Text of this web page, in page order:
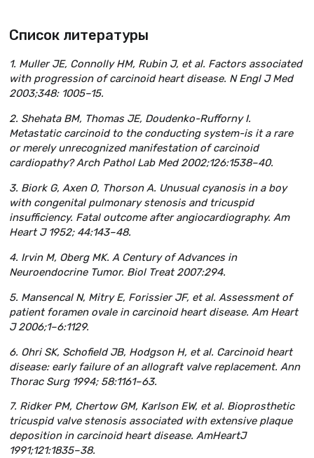
Список литературы
1. Muller JE, Connolly HM, Rubin J, et al. Factors associated
with progression of carcinoid heart disease. N Engl J Med
2003;348: 1005–15.
2. Shehata BM, Thomas JE, Doudenko-Rufforny I.
Metastatic carcinoid to the conducting system-is it a rare
or merely unrecognized manifestation of carcinoid
cardiopathy? Arch Pathol Lab Med 2002;126:1538–40.
3. Biork G, Axen O, Thorson A. Unusual cyanosis in a boy
with congenital pulmonary stenosis and tricuspid
insufficiency. Fatal outcome after angiocardiography. Am
Heart J 1952; 44:143–48.
4. Irvin M, Oberg MK. A Century of Advances in
Neuroendocrine Tumor. Biol Treat 2007:294.
5. Mansencal N, Mitry E, Forissier JF, et al. Assessment of
patient foramen ovale in carcinoid heart disease. Am Heart
J 2006;1–6:1129.
6. Ohri SK, Schofield JB, Hodgson H, et al. Carcinoid heart
disease: early failure of an allograft valve replacement. Ann
Thorac Surg 1994; 58:1161–63.
7. Ridker PM, Chertow GM, Karlson EW, et al. Bioprosthetic
tricuspid valve stenosis associated with extensive plaque
deposition in carcinoid heart disease. AmHeartJ
1991;121:1835–38.